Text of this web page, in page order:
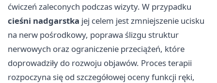
ćwiczeń zaleconych podczas wizyty. W przypadku
cieśni nadgarstka jej celem jest zmniejszenie ucisku
na nerw pośrodkowy, poprawa ślizgu struktur
nerwowych oraz ograniczenie przeciążeń, które
doprowadziły do rozwoju objawów. Proces terapii
rozpoczyna się od szczegółowej oceny funkcji ręki,